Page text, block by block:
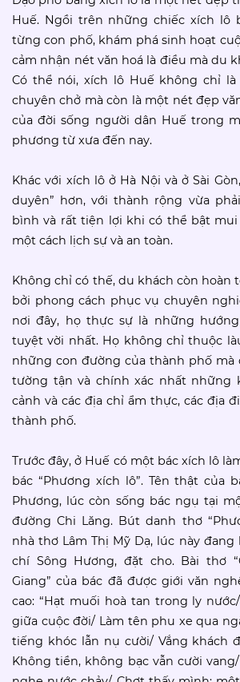
Huế. Ngồi trên những chiếc xích lô
từng con phố, khám phá sinh hoạt
cảm nhận nét văn hoá là điều mà du
Có thể nói, xích lô Huế không chỉ
chuyên chở mà còn là một nét đẹp
của đời sống người dân Huế trong
phương từ xưa đến nay.
Khác với xích lô ở Hà Nội và ở Sài
duyên” hơn, với thành rộng vừa
bình và rất tiện lợi khi có thể bật
một cách lịch sự và an toàn.
Không chỉ có thế, du khách còn hoàn
bởi phong cách phục vụ chuyên
nơi đây, họ thực sự là những
tuyệt vời nhất. Họ không chỉ thuộc
những con đường của thành phố mà
tường tận và chính xác nhất những
cảnh và các địa chỉ ẩm thực, các địa
thành phố.
Trước đây, ở Huế có một bác xích lô
bác “Phương xích lô”. Tên thật của
Phương, lúc còn sống bác ngụ tại
đường Chi Lăng. Bút danh thơ
nhà thơ Lâm Thị Mỹ Dạ, lúc này
chí Sông Hương, đặt cho. Bài thơ
Giang” của bác đã được giới văn
cao: “Hạt muối hoà tan trong ly
giữa cuộc đời/ Làm tên phu xe qua
tiếng khóc lẫn nụ cười/ Vắng khách
Không tiền, không bạc vẫn cười